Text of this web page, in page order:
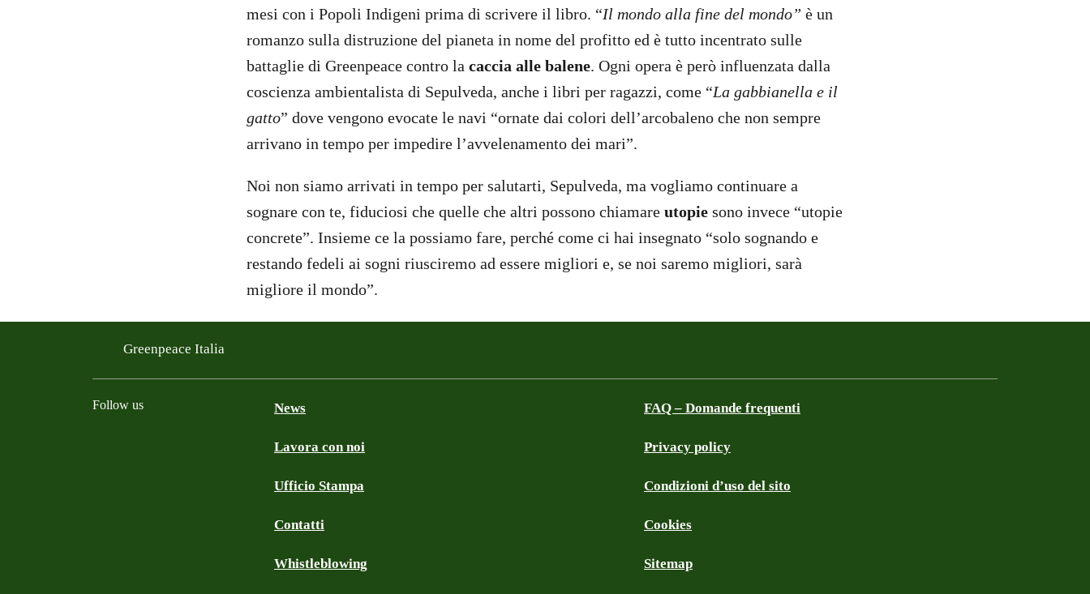
mesi con i Popoli Indigeni prima di scrivere il libro. “Il mondo alla fine del mondo” è un
romanzo sulla distruzione del pianeta in nome del profitto ed è tutto incentrato sulle
battaglie di Greenpeace contro la caccia alle balene. Ogni opera è però influenzata dalla
coscienza ambientalista di Sepulveda, anche i libri per ragazzi, come “La gabbianella e il
gatto” dove vengono evocate le navi “ornate dai colori dell’arcobaleno che non sempre
arrivano in tempo per impedire l’avvelenamento dei mari”.
Noi non siamo arrivati in tempo per salutarti, Sepulveda, ma vogliamo continuare a
sognare con te, fiduciosi che quelle che altri possono chiamare utopie sono invece “utopie
concrete”. Insieme ce la possiamo fare, perché come ci hai insegnato “solo sognando e
restando fedeli ai sogni riusciremo ad essere migliori e, se noi saremo migliori, sarà
migliore il mondo”.
Greenpeace Italia
Follow us News
Lavora con noi
Ufficio Stampa
Contatti
Whistleblowing
FAQ – Domande frequenti
Privacy policy
Condizioni d’uso del sito
Cookies
Sitemap